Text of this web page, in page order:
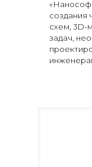
создания
схем, 3D-
задач,